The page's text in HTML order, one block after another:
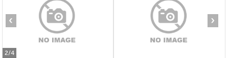
2/4
‹ ›